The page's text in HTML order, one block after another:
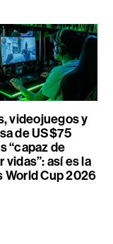
videojuegos y
de US$75
“capaz de
vidas”: así es la
World Cup 2026